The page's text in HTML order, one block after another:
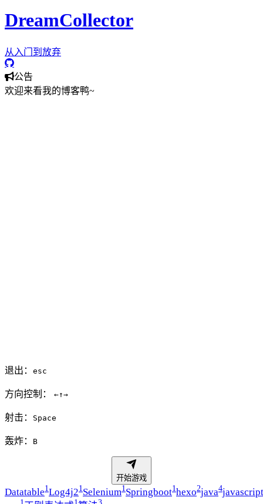
DreamCollector
从入门到放弃
公告
欢迎来看我的博客鸭~
退出： esc
方向控制： ←↑→
射击： Space
轰炸： B
开始游戏
Datatable1Log4j21Selenium1Springboot1hexo2java4javascript